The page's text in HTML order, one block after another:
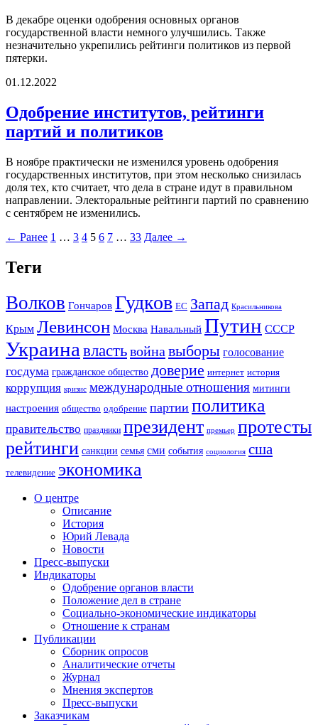
В декабре оценки одобрения основных органов
государственной власти немного улучшились. Также
незначительно укрепились рейтинги политиков из первой
пятерки.
01.12.2022
Одобрение институтов, рейтинги
партий и политиков
В ноябре практически не изменился уровень одобрения
государственных институтов, при этом несколько снизилась
доля тех, кто считает, что дела в стране идут в правильном
направлении. Электоральные рейтинги партий по сравнению
с сентябрем не изменились.
← Ранее 1 … 3 4 5 6 7 … 33 Далее →
Теги
Волков Гончаров Гудков ЕС Запад Красильникова
Крым Левинсон Москва Навальный Путин СССР
Украина властьвойна выборы голосование
госдума гражданское общество доверие интернет история
коррупция кризис международные отношения митинги
настроения общество одобрение партии политика
правительство праздники президент премьер протесты
рейтинги санкции семья сми события социология сша
телевидение экономика
О центре
Описание
История
Юрий Левада
Новости
Пресс-выпуски
Индикаторы
Одобрение органов власти
Положение дел в стране
Социально-экономические индикаторы
Отношение к странам
Публикации
Сборник опросов
Аналитические отчеты
Журнал
Мнения экспертов
Пресс-выпуски
Заказчикам